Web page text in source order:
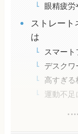
眼精疲
ストレート
は
スマー
デスクワ
高すぎる
運動不足